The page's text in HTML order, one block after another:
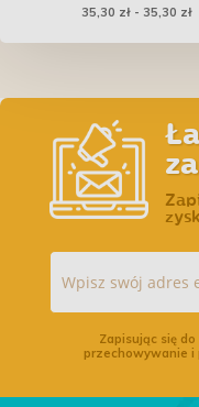
Birds
35,30 zł - 35,30 zł
Zapisując się
przechowywanie i